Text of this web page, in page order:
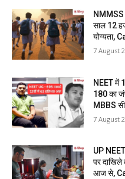
NMMSS
साल 12
योग्यता,
7 August
NEET में
180 का
MBBS
7 August
UP
पर
आज से,